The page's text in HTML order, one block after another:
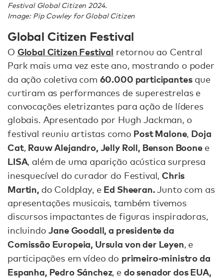
Festival Global Citizen 2024.
Image: Pip Cowley for Global Citizen
Global Citizen Festival
O Global Citizen Festival retornou ao Central
Park mais uma vez este ano, mostrando o poder
da ação coletiva com 60.000 participantesque
curtiram as performances de superestrelas e
convocações eletrizantes para ação de líderes
globais. Apresentado por Hugh Jackman, o
festival reuniu artistas como Post Malone, Doja
Cat, Rauw Alejandro, Jelly Roll, Benson Boone e
LISA, além de uma aparição acústica surpresa
inesquecível do curador do Festival,Chris
Martin, do Coldplay, e Ed Sheeran.Junto com as
apresentações musicais, também tivemos
discursos impactantes de figuras inspiradoras,
incluindoJane Goodall, a presidente da
Comissão Europeia, Ursula von der Leyen, e
participações em vídeo do primeiro-ministro da
Espanha, Pedro Sánchez, e do senador dos EUA,